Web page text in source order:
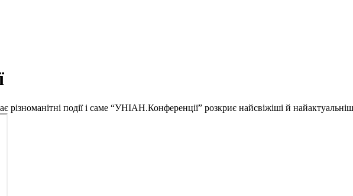
різноманітні події і саме “УНІАН.Конференції” розкриє найсвіжіші й